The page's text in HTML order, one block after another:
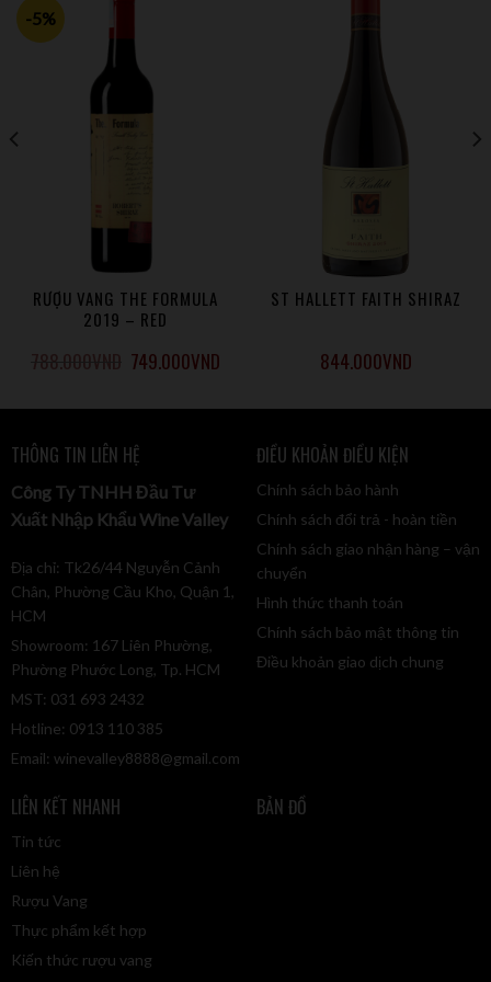
Quy trình làm vang: 36 tháng ủ trong thùng gỗ sồi
-5%
RƯỢU VANG THE FORMULA
2019 – RED
749.000VND
ST HALLETT FAITH SHIRAZ
844.000VND
THÔNG TIN LIÊN HỆ
Công Ty TNHH Đầu Tư
Xuất Nhập Khẩu Wine Valley
Địa chỉ: Tk26/44 Nguyễn Cảnh
Chân, Phường Cầu Kho, Quận 1,
HCM
Showroom: 167 Liên Phường,
Phường Phước Long, Tp. HCM
MST: 031 693 2432
Hotline: 0913 110 385
Email: winevalley8888@gmail.com
ĐIỀU KHOẢN ĐIỀU KIỆN
Chính sách bảo hành
Chính sách đổi trả - hoàn tiền
Chính sách giao nhận hàng – vận
chuyển
Hình thức thanh toán
Chính sách bảo mật thông tin
Điều khoản giao dịch chung
LIÊN KẾT NHANH
Tin tức
Liên hệ
Rượu Vang
Thực phẩm kết hợp
Kiến thức rượu vang
BẢN ĐỒ